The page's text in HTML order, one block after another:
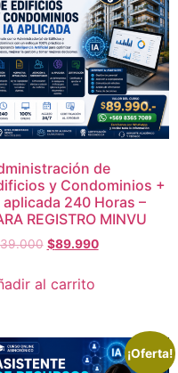
de
y Condominios +
aplicada 240 Horas –
REGISTRO MINVU
$89.990
al carrito
¡Oferta!